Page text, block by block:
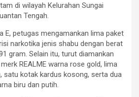
di wilayah Kelurahan Sungai
Tengah.
E, petugas mengamankan lima paket
narkotika jenis shabu dengan berat
gram. Selain itu, turut diamankan
REALME warna rose gold, lima
satu kotak kardus kosong, serta dua
biru dan putih.